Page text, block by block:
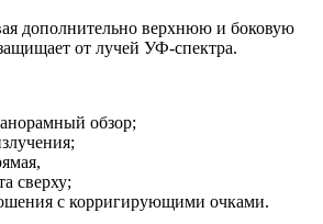
дополнительно верхнюю и боковую
от лучей УФ-спектра.
обзор;
сверху;
с корригирующими очками.